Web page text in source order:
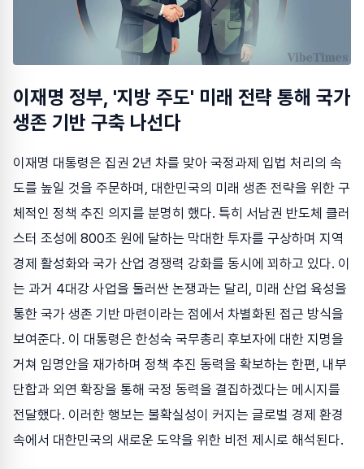
이재명 정부, '지방 주도' 미래 전략 통해 국가
생존 기반 구축 나선다
이재명 대통령은 집권 2년 차를 맞아 국정과제 입법 처리의 속
도를 높일 것을 주문하며, 대한민국의 미래 생존 전략을 위한 구
체적인 정책 추진 의지를 분명히 했다. 특히 서남권 반도체 클러
스터 조성에 800조 원에 달하는 막대한 투자를 구상하며 지역
경제 활성화와 국가 산업 경쟁력 강화를 동시에 꾀하고 있다. 이
는 과거 4대강 사업을 둘러싼 논쟁과는 달리, 미래 산업 육성을
통한 국가 생존 기반 마련이라는 점에서 차별화된 접근 방식을
보여준다. 이 대통령은 한성숙 국무총리 후보자에 대한 지명을
거쳐 임명안을 재가하며 정책 추진 동력을 확보하는 한편, 내부
단합과 외연 확장을 통해 국정 동력을 결집하겠다는 메시지를
전달했다. 이러한 행보는 불확실성이 커지는 글로벌 경제 환경
속에서 대한민국의 새로운 도약을 위한 비전 제시로 해석된다.